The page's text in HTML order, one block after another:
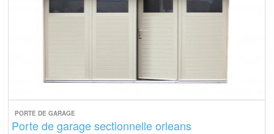
PORTE DE GARAGE
Porte de garage sectionnelle orleans